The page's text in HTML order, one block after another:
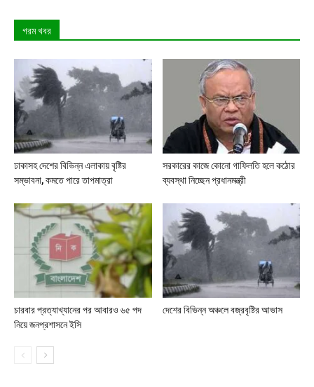
গরম খবর
ঢাকাসহ দেশের বিভিন্ন এলাকায় বৃষ্টির
সম্ভাবনা, কমতে পারে তাপমাত্রা
সরকারের কাজে কোনো গাফিলতি হলে কঠোর
ব্যবস্থা নিচ্ছেন প্রধানমন্ত্রী
চারবার প্রত্যাখ্যানের পর আবারও ৬৫ পদ
নিয়ে জনপ্রশাসনে ইসি
দেশের বিভিন্ন অঞ্চলে বজ্রবৃষ্টির আভাস